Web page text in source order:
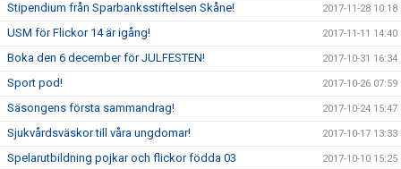
Stipendium från Sparbanksstiftelsen Skåne! 2017-11-28 10:18
USM för Flickor 14 är igång! 2017-11-11 14:40
Boka den 6 december för JULFESTEN! 2017-10-31 16:34
Sport pod! 2017-10-26 07:59
Säsongens första sammandrag! 2017-10-24 15:47
Sjukvårdsväskor till våra ungdomar! 2017-10-17 13:33
Spelarutbildning pojkar och flickor födda 03 2017-10-10 15:25